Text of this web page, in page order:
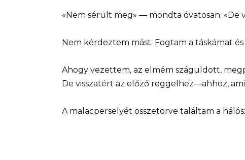
«Nem sérült meg» — mondta óvatosan. «De
Nem kérdeztem mást. Fogtam a táskámat
Ahogy vezettem, az elmém száguldott,
De visszatért az előző reggelhez—ahhoz,
A malacperselyét összetörve találtam a